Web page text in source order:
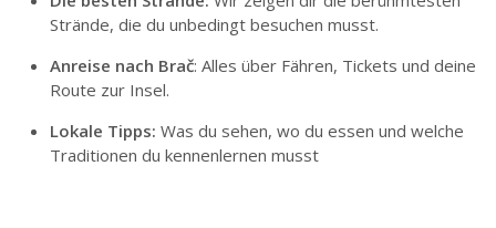
Strände, die du unbedingt besuchen musst.
Anreise nach Brač: Alles über Fähren, Tickets und deine
Route zur Insel.
Lokale Tipps: Was du sehen, wo du essen und welche
Traditionen du kennenlernen musst